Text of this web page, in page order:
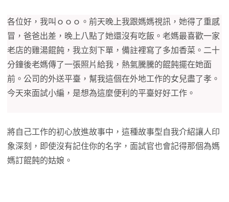
各位好，我叫ｏｏｏ。前天晚上我跟媽媽視訊，她得了重感
冒，爸爸出差，晚上八點了她還沒有吃飯。老媽最喜歡一家
老店的雞湯餛飩，我立刻下單，備註裡寫了多加香菜。二十
分鐘後老媽傳了一張照片給我，熱氣騰騰的餛飩擺在她面
前。公司的外送平臺，幫我這個在外地工作的女兒盡了孝。
今天來面試小編，是想為這麼便利的平臺好好工作。
將自己工作的初心放進故事中，這種故事型自我介紹讓人印
象深刻，即使沒有記住你的名字，面試官也會記得那個為媽
媽訂餛飩的姑娘。